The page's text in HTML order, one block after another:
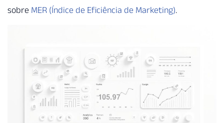
sobre MER (Índice de Eficiência de Marketing).